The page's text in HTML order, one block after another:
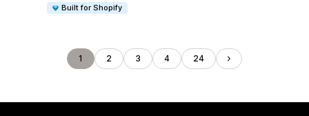
Built for Shopify
1 2 3 4 24